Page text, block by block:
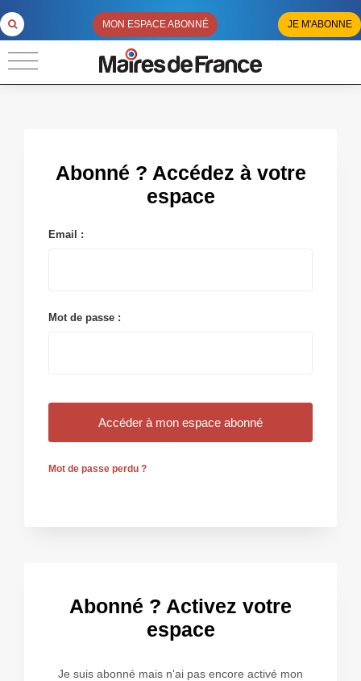
MON ESPACE ABONNÉ JE M'ABONNE
Abonné ? Accédez à votre
espace
Email :
Mot de passe :
Mot de passe perdu ?
Abonné ? Activez votre
espace
Je suis abonné mais n'ai pas encore activé mon